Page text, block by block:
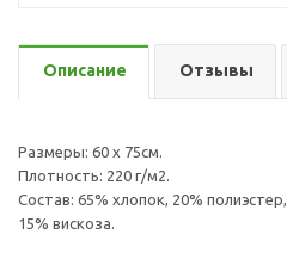
Описание Отзывы
Размеры: 60 х 75см.
Плотность: 220 г/м2.
Состав: 65% хлопок, 20% полиэстер,
15% вискоза.